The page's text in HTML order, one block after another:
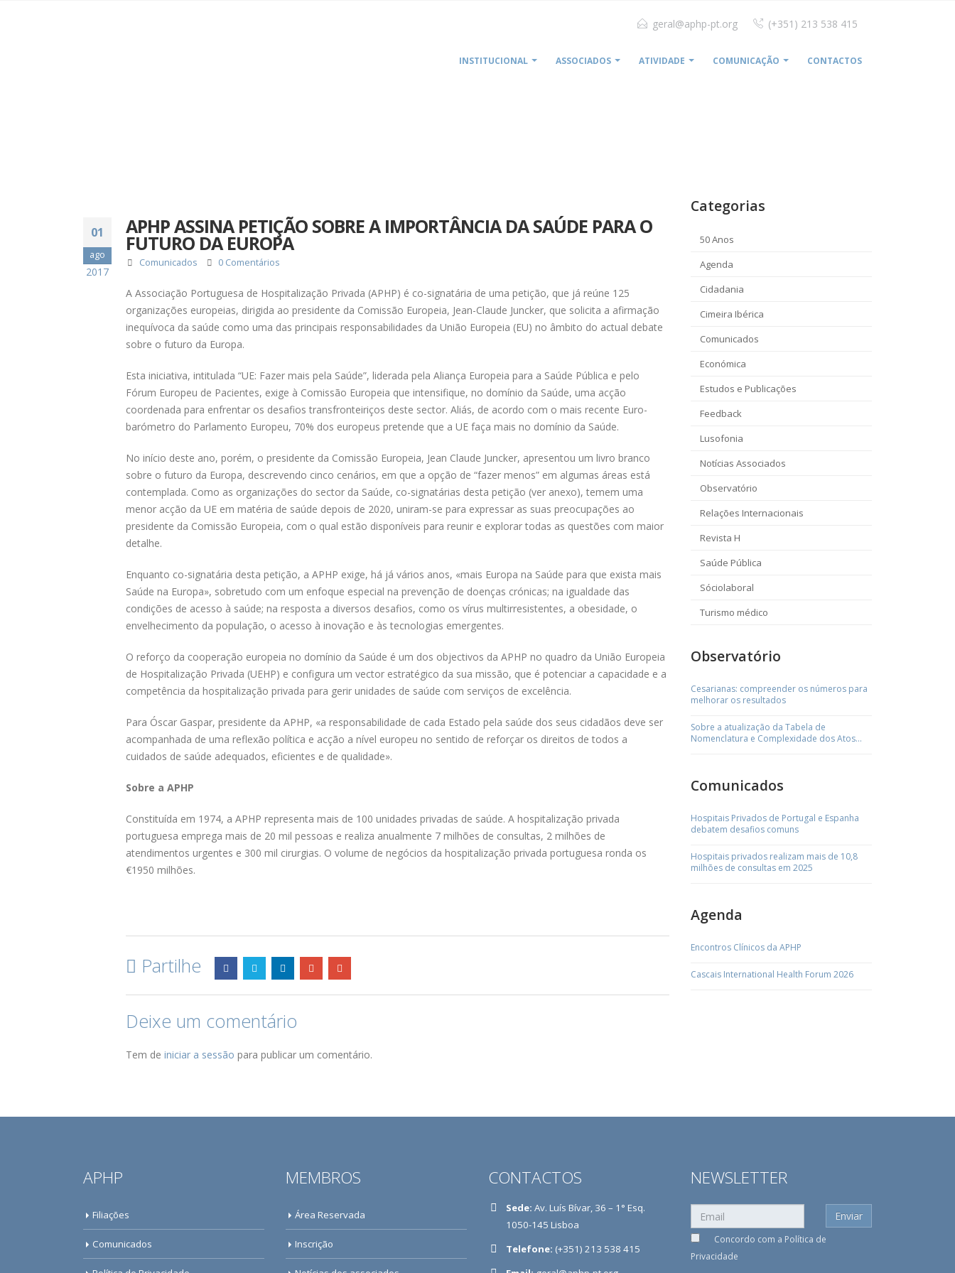
geral@aphp-pt.org (+351) 213 538 415
INSTITUCIONAL ASSOCIADOS ATIVIDADE COMUNICAÇÃO CONTACTOS
01
ago
2017
APHP ASSINA PETIÇÃO SOBRE A IMPORTÂNCIA DA SAÚDE PARA O
FUTURO DA EUROPA
Comunicados 0 Comentários
A Associação Portuguesa de Hospitalização Privada (APHP) é co-signatária de uma petição, que já reúne 125
organizações europeias, dirigida ao presidente da Comissão Europeia, Jean-Claude Juncker, que solicita a afirmação
inequívoca da saúde como uma das principais responsabilidades da União Europeia (EU) no âmbito do actual debate
sobre o futuro da Europa.
Esta iniciativa, intitulada “UE: Fazer mais pela Saúde”, liderada pela Aliança Europeia para a Saúde Pública e pelo
Fórum Europeu de Pacientes, exige à Comissão Europeia que intensifique, no domínio da Saúde, uma acção
coordenada para enfrentar os desafios transfronteiriços deste sector. Aliás, de acordo com o mais recente Euro-
barómetro do Parlamento Europeu, 70% dos europeus pretende que a UE faça mais no domínio da Saúde.
No início deste ano, porém, o presidente da Comissão Europeia, Jean Claude Juncker, apresentou um livro branco
sobre o futuro da Europa, descrevendo cinco cenários, em que a opção de “fazer menos” em algumas áreas está
contemplada. Como as organizações do sector da Saúde, co-signatárias desta petição (ver anexo), temem uma
menor acção da UE em matéria de saúde depois de 2020, uniram-se para expressar as suas preocupações ao
presidente da Comissão Europeia, com o qual estão disponíveis para reunir e explorar todas as questões com maior
detalhe.
Enquanto co-signatária desta petição, a APHP exige, há já vários anos, «mais Europa na Saúde para que exista mais
Saúde na Europa», sobretudo com um enfoque especial na prevenção de doenças crónicas; na igualdade das
condições de acesso à saúde; na resposta a diversos desafios, como os vírus multirresistentes, a obesidade, o
envelhecimento da população, o acesso à inovação e às tecnologias emergentes.
O reforço da cooperação europeia no domínio da Saúde é um dos objectivos da APHP no quadro da União Europeia
de Hospitalização Privada (UEHP) e configura um vector estratégico da sua missão, que é potenciar a capacidade e a
competência da hospitalização privada para gerir unidades de saúde com serviços de excelência.
Para Óscar Gaspar, presidente da APHP, «a responsabilidade de cada Estado pela saúde dos seus cidadãos deve ser
acompanhada de uma reflexão política e acção a nível europeu no sentido de reforçar os direitos de todos a
cuidados de saúde adequados, eficientes e de qualidade».
Sobre a APHP
Constituída em 1974, a APHP representa mais de 100 unidades privadas de saúde. A hospitalização privada
portuguesa emprega mais de 20 mil pessoas e realiza anualmente 7 milhões de consultas, 2 milhões de
atendimentos urgentes e 300 mil cirurgias. O volume de negócios da hospitalização privada portuguesa ronda os
€1950 milhões.
Partilhe
Deixe um comentário
Tem de iniciar a sessão para publicar um comentário.
Categorias
50 Anos
Agenda
Cidadania
Cimeira Ibérica
Comunicados
Económica
Estudos e Publicações
Feedback
Lusofonia
Notícias Associados
Observatório
Relações Internacionais
Revista H
Saúde Pública
Sóciolaboral
Turismo médico
Observatório
Cesarianas: compreender os números para
melhorar os resultados
Sobre a atualização da Tabela de
Nomenclatura e Complexidade dos Atos
Comunicados
Hospitais Privados de Portugal e Espanha
debatem desafios comuns
Hospitais privados realizam mais de 10,8
milhões de consultas em 2025
Agenda
Encontros Clínicos da APHP
Cascais International Health Forum 2026
APHP
Filiações
Comunicados
MEMBROS
Área Reservada
Inscrição
CONTACTOS
Sede: Av. Luís Bívar, 36 – 1° Esq.
1050-145 Lisboa
Telefone: (+351) 213 538 415
NEWSLETTER
Concordo com a Política de
Privacidade